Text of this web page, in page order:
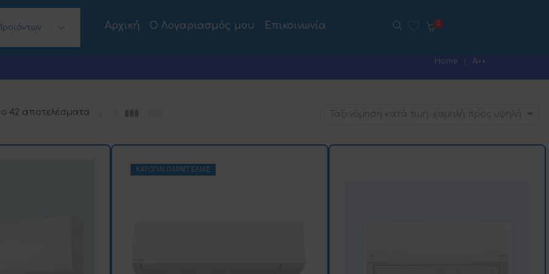
Αρχική Ο Λογαριασμός μου Επικοινωνία
Home Α++
42 αποτελέσματα Ταξινόμηση κατά τιμή: χαμηλή προς υψηλή
ΚΑΤΌΠΙΝ ΠΑΡΑΓΓΕΛΊΑΣ